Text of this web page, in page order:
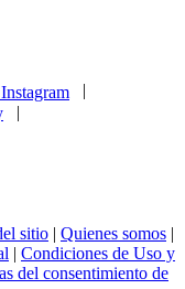
|
sitio | Quienes somos |
| Condiciones de Uso y
del consentimiento de